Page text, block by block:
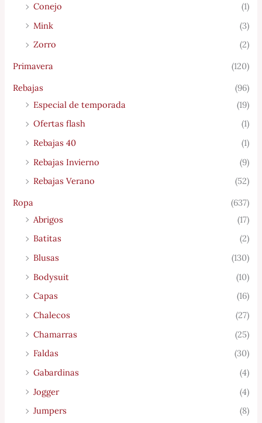
Conejo
(1)
Mink
(3)
Zorro
(2)
Primavera
(120)
Rebajas
(96)
Especial de temporada
(19)
Ofertas flash
(1)
Rebajas 40
(1)
Rebajas Invierno
(9)
Rebajas Verano
(52)
Ropa
(637)
Abrigos
(17)
Batitas
(2)
Blusas
(130)
Bodysuit
(10)
Capas
(16)
Chalecos
(27)
Chamarras
(25)
Faldas
(30)
Gabardinas
(4)
Jogger
(4)
Jumpers
(8)